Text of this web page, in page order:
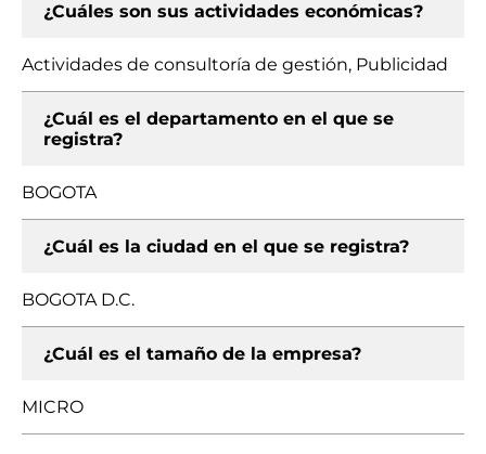
¿Cuáles son sus actividades económicas?
Actividades de consultoría de gestión, Publicidad
¿Cuál es el departamento en el que se
registra?
BOGOTA
¿Cuál es la ciudad en el que se registra?
BOGOTA D.C.
¿Cuál es el tamaño de la empresa?
MICRO